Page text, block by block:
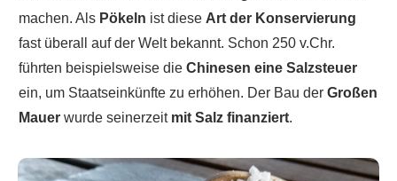
machen. Als Pökeln ist diese Art der Konservierung
fast überall auf der Welt bekannt. Schon 250 v.Chr.
führten beispielsweise die Chinesen eine Salzsteuer
ein, um Staatseinkünfte zu erhöhen. Der Bau der Großen
Mauer wurde seinerzeitmit Salz finanziert.